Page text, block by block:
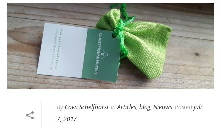
By Coen Schelfhorst In Articles, blog, Nieuws Postedjuli
7, 2017